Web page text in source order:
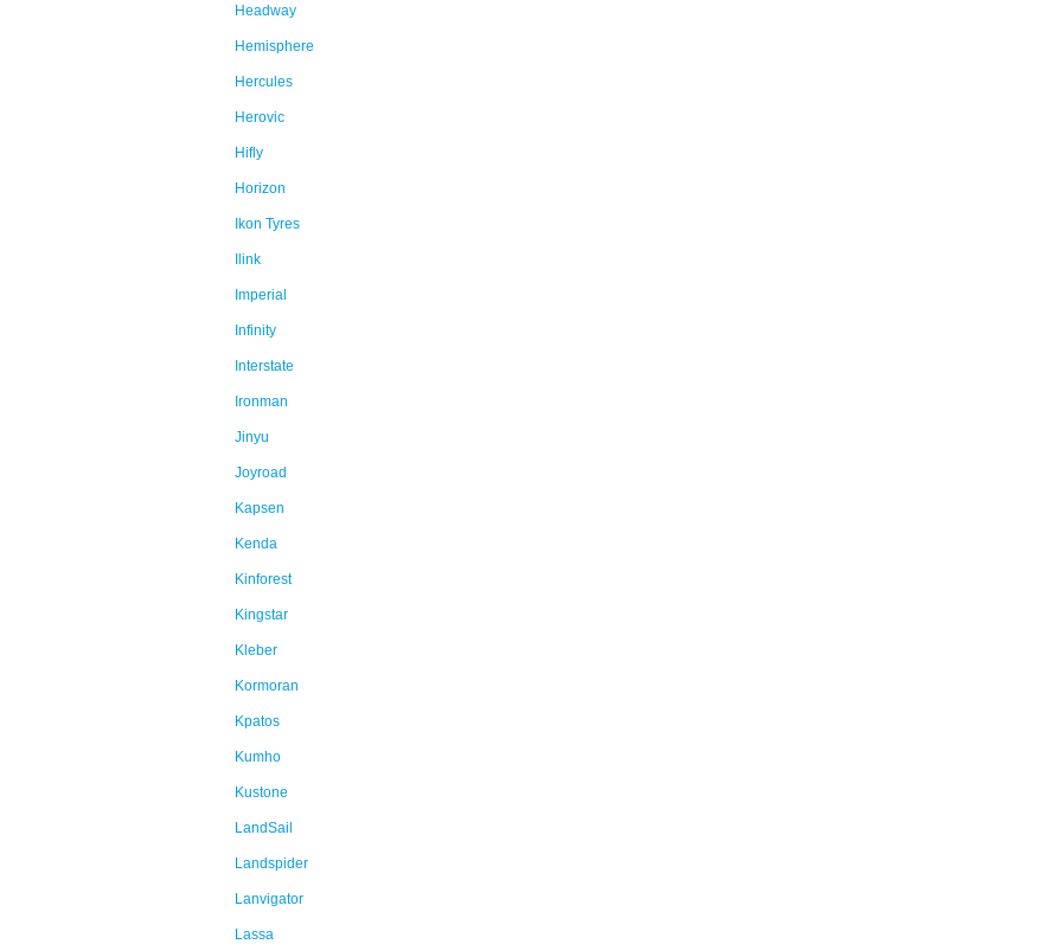
Headway
Hemisphere
Hercules
Herovic
Hifly
Horizon
Ikon Tyres
Ilink
Imperial
Infinity
Interstate
Ironman
Jinyu
Joyroad
Kapsen
Kenda
Kinforest
Kingstar
Kleber
Kormoran
Kpatos
Kumho
Kustone
LandSail
Landspider
Lanvigator
Lassa